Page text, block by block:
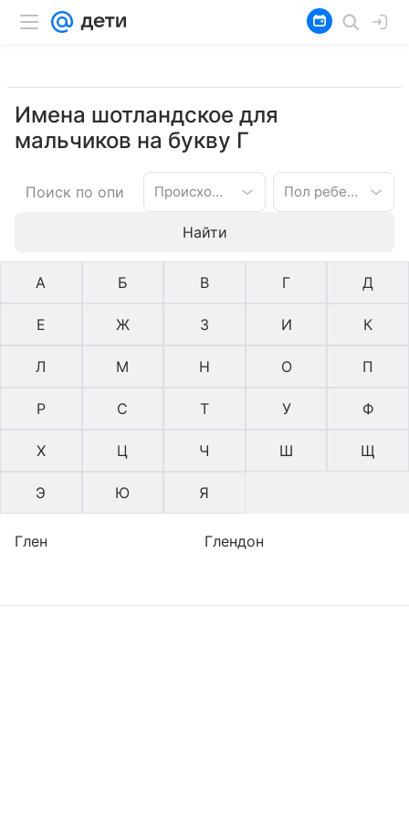
Имена шотландское для
мальчиков на букву Г
Происхождение имени Пол ребенка
Найти
А Б В Г Д
Е Ж З И К
Л М Н О П
Р С Т У Ф
Х Ц Ч Ш Щ
Э Ю Я
Глен Глендон